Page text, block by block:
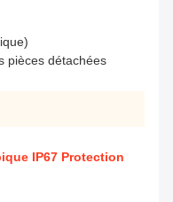
pièces détachées
IP67 Protection